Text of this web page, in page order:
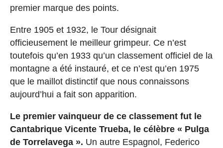
premier marque des points.
Entre 1905 et 1932, le Tour désignait
officieusement le meilleur grimpeur. Ce n’est
toutefois qu’en 1933 qu’un classement officiel de la
montagne a été instauré, et ce n’est qu’en 1975
que le maillot distinctif que nous connaissons
aujourd’hui a fait son apparition.
Le premier vainqueur de ce classement fut le
Cantabrique Vicente Trueba, le célèbre « Pulga
de Torrelavega ». Un autre Espagnol, Federico